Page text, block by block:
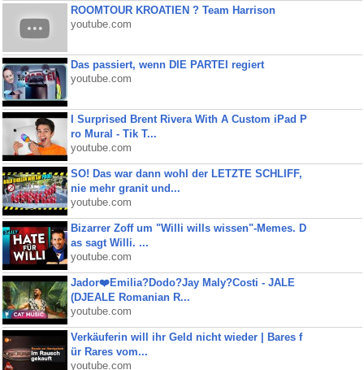
ROOMTOUR KROATIEN ? Team Harrison
youtube.com
Das passiert, wenn DIE PARTEI regiert
youtube.com
I Surprised Brent Rivera With A Custom iPad P
ro Mural - Tik T...
youtube.com
SO! Das war dann wohl der LETZTE SCHLIFF,
nie mehr granit und...
youtube.com
Bizarrer Zoff um "Willi wills wissen"-Memes. D
as sagt Willi. ...
youtube.com
Jador❤️Emilia?Dodo?Jay Maly?Costi - JALE
(DJEALE Romanian R...
youtube.com
Verkäuferin will ihr Geld nicht wieder | Bares f
ür Rares vom...
youtube.com